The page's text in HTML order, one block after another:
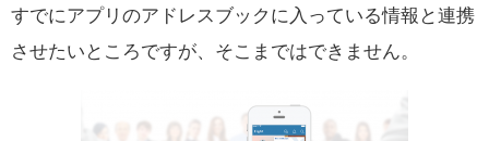
すでにアプリのアドレスブックに入っている情報と連携
させたいところですが、そこまではできません。